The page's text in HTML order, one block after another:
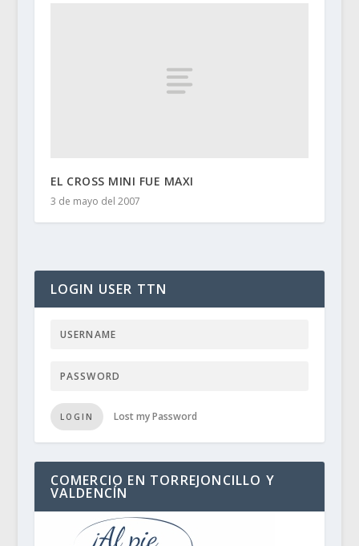
EL CROSS MINI FUE MAXI
3 de mayo del 2007
LOGIN USER TTN
LOGIN Lost my Password
COMERCIO EN TORREJONCILLO Y
VALDENCÍN